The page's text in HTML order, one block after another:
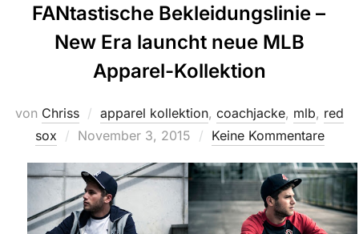
FANtastische Bekleidungslinie –
New Era launcht neue MLB
Apparel-Kollektion
von Chriss apparel kollektion, coachjacke, mlb, red
sox
Veröffentlicht
November 3, 2015 Keine Kommentare